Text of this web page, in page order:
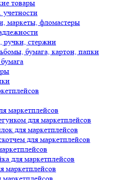
товары
учетности
маркеты, фломастеры
ручки, стержни
бумага, картон, папки
маркетплейсов
для маркетплейсов
для маркетплейсов
для маркетплейсов
для маркетплейсов
маркетплейсов